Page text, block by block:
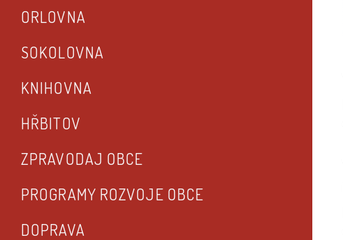
ORLOVNA
SOKOLOVNA
KNIHOVNA
HŘBITOV
ZPRAVODAJ OBCE
PROGRAMY ROZVOJE OBCE
DOPRAVA